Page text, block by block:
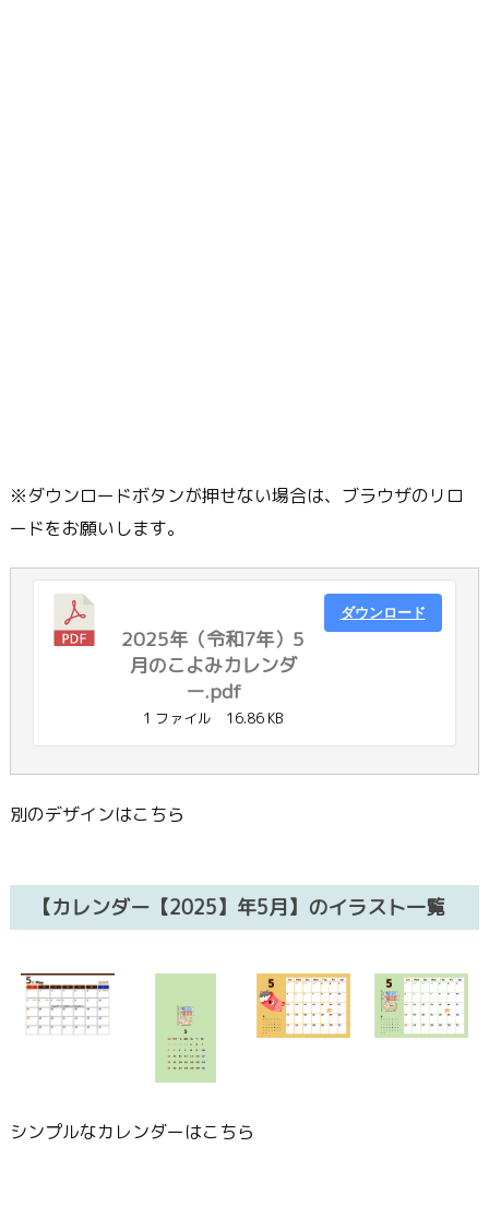
※ダウンロードボタンが押せない場合は、ブラウザのリロ
ードをお願いします。
2025年（令和7年）5
月のこよみカレンダ
ー.pdf
1 ファイル 16.86 KB
ダウンロード
別のデザインはこちら
【カレンダー【2025】年5月】のイラスト一覧
シンプルなカレンダーはこちら